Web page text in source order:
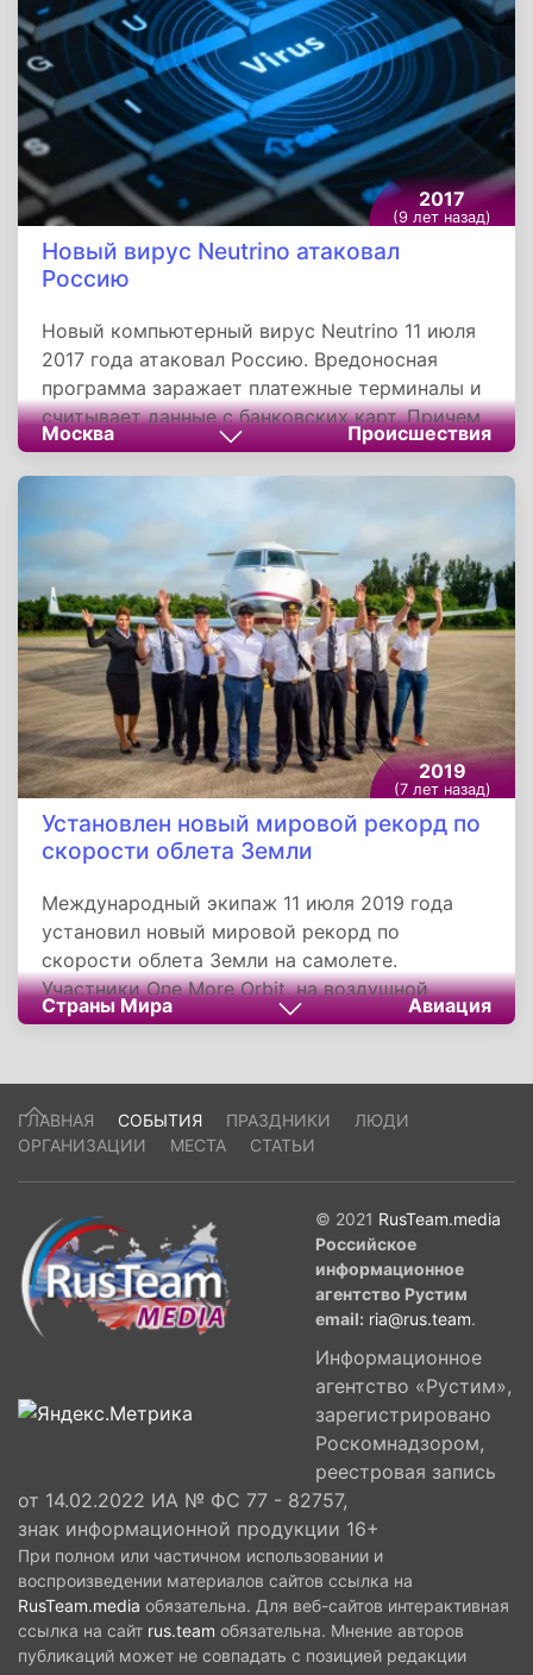
2017
(9 лет назад)
Новый вирус Neutrino атаковал
Россию
Новый компьютерный вирус Neutrino 11 июля
2017 года атаковал Россию. Вредоносная
программа заражает платежные терминалы и
считывает данные с банковских карт. Причем
троян способен обходить защитные
технологии. Вирус был обнаружен
Атаке подверглись несколько тысяч
компьютеров мелких предпринимателей.
Москва Происшествия
2019
(7 лет назад)
Установлен новый мировой рекорд по
скорости облета Земли
Международный экипаж 11 июля 2019 года
установил новый мировой рекорд по
скорости облета Земли на самолете.
Участники One More Orbit, на воздушной
машине Gulfstream G650ER совершили полет с
на Луне в рамках космической программы
Apollo 11. Взлет и посадка самолета
состоялась на мысе Канаверал в США.
Страны Мира Авиация
ГЛАВНАЯ СОБЫТИЯ ПРАЗДНИКИ
ЛЮДИ
ОРГАНИЗАЦИИ
МЕСТА СТАТЬИ
© 2021 RusTeam.media
Российское
информационное
агентство Рустим
email: ria@rus.team.
Информационное
агентство «Рустим»,
зарегистрировано
Роскомнадзором,
реестровая запись
от 14.02.2022 ИА № ФС 77 - 82757,
знак информационной продукции 16+
При полном или частичном использовании и
воспроизведении материалов сайтов ссылка на
RusTeam.media обязательна. Для веб-сайтов интерактивная
ссылка на сайт rus.team обязательна. Мнение авторов
публикаций может не совпадать с позицией редакции